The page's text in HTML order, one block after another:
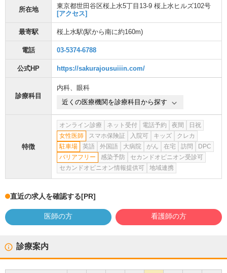
所在地
東京都世田谷区桜上水5丁目13-9 桜上水ヒルズ102号
[アクセス]
最寄駅 桜上水駅(駅から南に約160m)
電話 03-5374-6788
公式HP https://sakurajousuiiin.com/
診療科目
内科、 眼科
近くの医療機関を診療科目から探す
特徴
オンライン診療 ネット受付 電話予約 夜間
日祝
女性医師
スマホ保険証 入院可 キッズ
クレカ
駐車場
英語 外国語 大病院 がん 在宅 訪問
DPC
バリアフリー
感染予防
セカンドオピニオン受診可
セカンドオピニオン情報提供可
地域連携
直近の求人を確認する[PR]
医師の方 看護師の方
診療案内